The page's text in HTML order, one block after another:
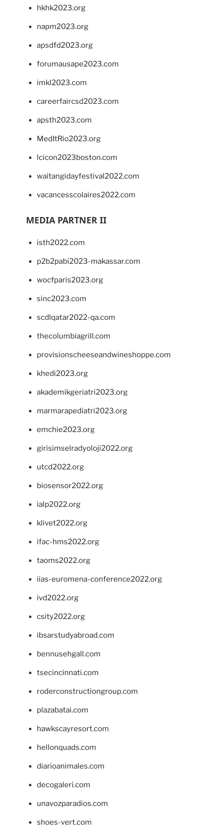
hkhk2023.org
napm2023.org
apsdfd2023.org
forumausape2023.com
imkl2023.com
careerfaircsd2023.com
apsth2023.com
MedItRio2023.org
lcicon2023boston.com
waitangidayfestival2022.com
vacancesscolaires2022.com
MEDIA PARTNER II
isth2022.com
p2b2pabi2023-makassar.com
wocfparis2023.org
sinc2023.com
scdlqatar2022-qa.com
thecolumbiagrill.com
provisionscheeseandwineshoppe.com
khedi2023.org
akademikgeriatri2023.org
marmarapediatri2023.org
emchie2023.org
girisimselradyoloji2022.org
utcd2022.org
biosensor2022.org
ialp2022.org
klivet2022.org
ifac-hms2022.org
taoms2022.org
iias-euromena-conference2022.org
ivd2022.org
csity2022.org
ibsarstudyabroad.com
bennusehgall.com
tsecincinnati.com
roderconstructiongroup.com
plazabatai.com
hawkscayresort.com
hellonquads.com
diarioanimales.com
decogaleri.com
unavozparadios.com
shoes-vert.com